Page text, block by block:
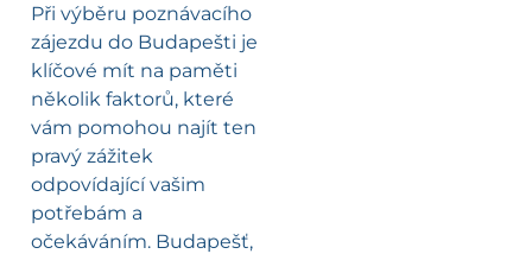
Při výběru poznávacího
zájezdu do Budapešti je
klíčové mít na paměti
několik faktorů, které
vám pomohou najít ten
pravý zážitek
odpovídající vašim
potřebám a
očekáváním. Budapešť,